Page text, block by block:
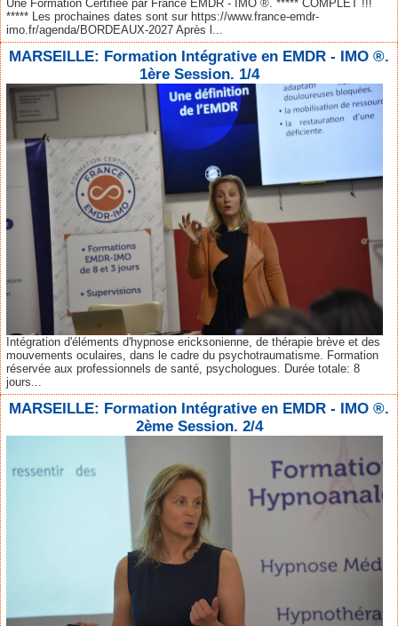
Une Formation Certifiée par France EMDR - IMO ®. ***** COMPLET !!!
***** Les prochaines dates sont sur https://www.france-emdr-
imo.fr/agenda/BORDEAUX-2027 Après l...
MARSEILLE: Formation Intégrative en EMDR - IMO ®.
1ère Session. 1/4
Intégration d'éléments d'hypnose ericksonienne, de thérapie brève et des
mouvements oculaires, dans le cadre du psychotraumatisme. Formation
réservée aux professionnels de santé, psychologues. Durée totale: 8
jours...
MARSEILLE: Formation Intégrative en EMDR - IMO ®.
2ème Session. 2/4